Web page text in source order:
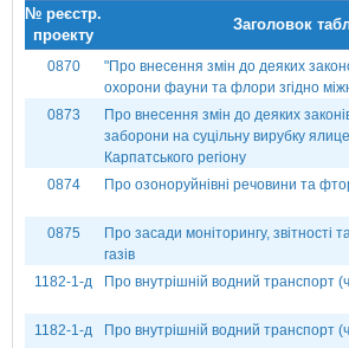
№ реєстр.
проекту
Заголовок
0870
"Про внесення змін до деяких
охорони фауни та флори згідно
0873
Про внесення змін до деяких
заборони на суцільну вирубку
Карпатського регіону
0874
Про озоноруйнівні речовини та
0875
Про засади моніторингу, звітності
газів
1182-1-д
Про внутрішній водний транспорт
1182-1-д Про внутрішній водний транспорт